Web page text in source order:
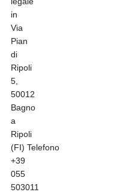
in
Via
Pian
di
Ripoli
5,
50012
Bagno
a
Ripoli
(FI) Telefono
+39
055
503011